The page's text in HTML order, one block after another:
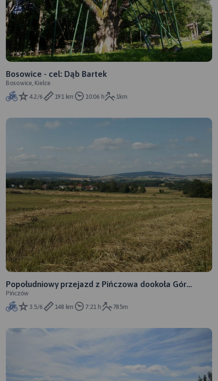
Bosowice - cel: Dąb Bartek
Bosowice, Kielce
4.2/6
191 km 10:06 h 1km
Popołudniowy przejazd z Pińczowa dookoła Gór
Świętokrzyskich
Pińczów
3.5/6
148 km 7:21 h 785m